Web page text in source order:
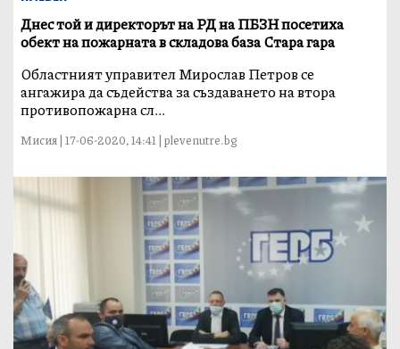
Днес той и директорът на РД на ПБЗН посетиха
обект на пожарната в складова база Стара гара
Областният управител Мирослав Петров се
ангажира да съдейства за създаването на втора
противопожарна сл...
Мисия | 17-06-2020, 14:41 | plevenutre.bg